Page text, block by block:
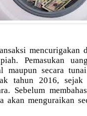
Pemasukan
maupun secara
tahun 2016,
Sebelum
akan menguraikan